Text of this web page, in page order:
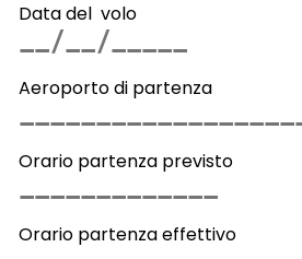
Data del volo
Aeroporto di partenza
Orario partenza previsto
Orario partenza effettivo